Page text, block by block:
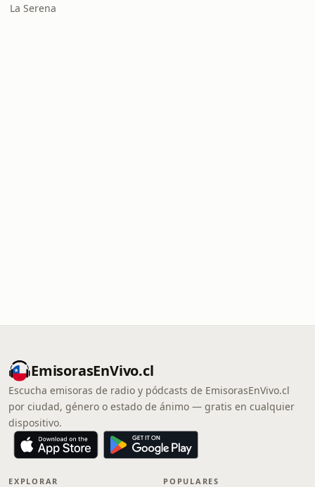
La Serena
EmisorasEnVivo.cl
Escucha emisoras de radio y pódcasts de EmisorasEnVivo.cl
por ciudad, género o estado de ánimo — gratis en cualquier
dispositivo.
EXPLORAR POPULARES